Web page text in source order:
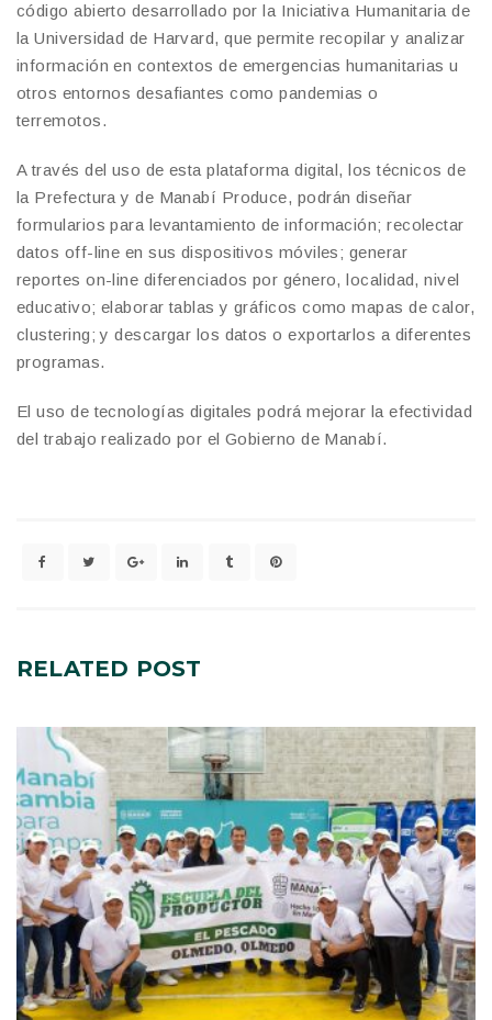
código abierto desarrollado por la Iniciativa Humanitaria de
la Universidad de Harvard, que permite recopilar y analizar
información en contextos de emergencias humanitarias u
otros entornos desafiantes como pandemias o
terremotos.
A través del uso de esta plataforma digital, los técnicos de
la Prefectura y de Manabí Produce, podrán diseñar
formularios para levantamiento de información; recolectar
datos off-line en sus dispositivos móviles; generar
reportes on-line diferenciados por género, localidad, nivel
educativo; elaborar tablas y gráficos como mapas de calor,
clustering; y descargar los datos o exportarlos a diferentes
programas.
El uso de tecnologías digitales podrá mejorar la efectividad
del trabajo realizado por el Gobierno de Manabí.
RELATED POST